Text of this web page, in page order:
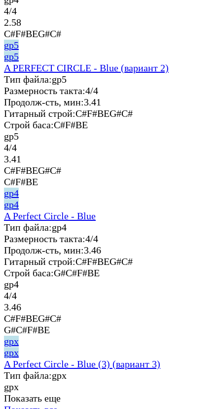
4/4
2.58
C#F#BEG#C#
gp5
gp5
A PERFECT CIRCLE - Blue (вариант 2)
Тип файла:gp5
Размерность такта:4/4
Продолж-сть, мин:3.41
Гитарный строй:C#F#BEG#C#
Строй баса:C#F#BE
gp5
4/4
3.41
C#F#BEG#C#
C#F#BE
gp4
gp4
A Perfect Circle - Blue
Тип файла:gp4
Размерность такта:4/4
Продолж-сть, мин:3.46
Гитарный строй:C#F#BEG#C#
Строй баса:G#C#F#BE
gp4
4/4
3.46
C#F#BEG#C#
G#C#F#BE
gpx
gpx
A Perfect Circle - Blue (3) (вариант 3)
Тип файла:gpx
gpx
Показать еще